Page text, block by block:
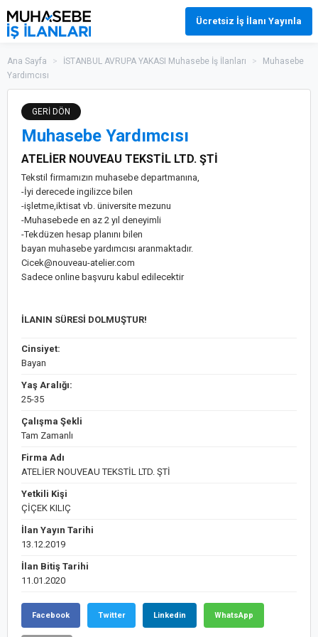
Ücretsiz İş İlanı Yayınla
Ana Sayfa > İSTANBUL AVRUPA YAKASI Muhasebe İş İlanları >
Muhasebe
Yardımcısı
GERİ DÖN
Muhasebe Yardımcısı
ATELİER NOUVEAU TEKSTİL LTD. ŞTİ
Tekstil firmamızın muhasebe departmanına,
-İyi derecede ingilizce bilen
-işletme,iktisat vb. üniversite mezunu
-Muhasebede en az 2 yıl deneyimli
-Tekdüzen hesap planını bilen
bayan muhasebe yardımcısı aranmaktadır.
Cicek@nouveau-atelier.com
Sadece online başvuru kabul edilecektir
İLANIN SÜRESİ DOLMUŞTUR!
Cinsiyet:
Bayan
Yaş Aralığı:
25-35
Çalışma Şekli
Tam Zamanlı
Firma Adı
ATELİER NOUVEAU TEKSTİL LTD. ŞTİ
Yetkili Kişi
ÇİÇEK KILIÇ
İlan Yayın Tarihi
13.12.2019
İlan Bitiş Tarihi
11.01.2020
Facebook Twitter Linkedin WhatsApp